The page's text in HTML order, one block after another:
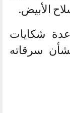
الأبيض.
شكايات
سرقاته